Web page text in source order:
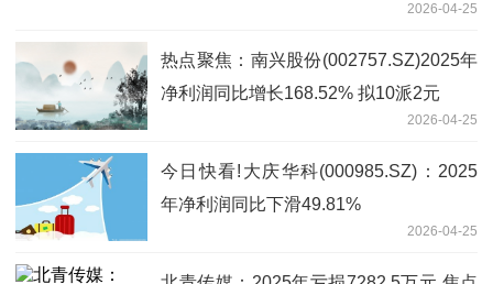
2026-04-25
热点聚焦：南兴股份(002757.SZ)2025年
净利润同比增长168.52% 拟10派2元
2026-04-25
今日快看!大庆华科(000985.SZ)：2025
年净利润同比下滑49.81%
2026-04-25